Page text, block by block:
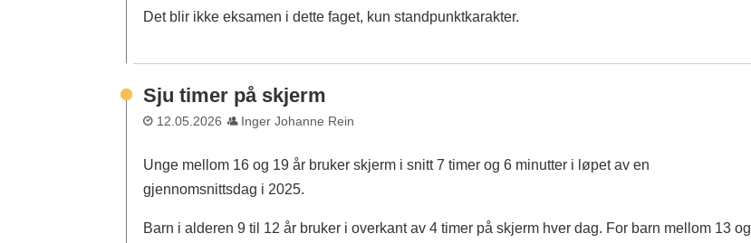
Det blir ikke eksamen i dette faget, kun standpunktkarakter.
Sju timer på skjerm
12.05.2026 Inger Johanne Rein
Unge mellom 16 og 19 år bruker skjerm i snitt 7 timer og 6 minutter i løpet av en
gjennomsnittsdag i 2025.
Barn i alderen 9 til 12 år bruker i overkant av 4 timer på skjerm hver dag. For barn mellom 13 og